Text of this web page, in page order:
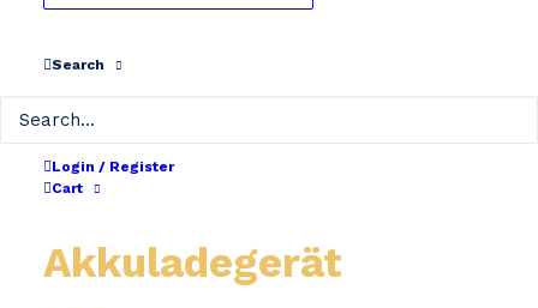
Search
Login / Register
Cart
Akkuladegerät